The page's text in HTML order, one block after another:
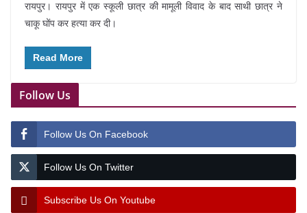
रायपुर। रायपुर में एक स्कूली छात्र की मामूली विवाद के बाद साथी छात्र ने
चाकू घोंप कर हत्या कर दी।
Read More
Follow Us
Follow Us On Facebook
Follow Us On Twitter
Subscribe Us On Youtube